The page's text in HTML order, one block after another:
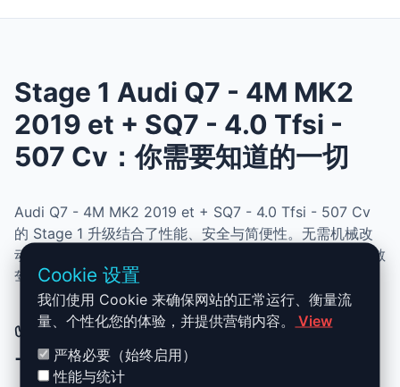
Stage 1 Audi Q7 - 4M MK2
2019 et + SQ7 - 4.0 Tfsi -
507 Cv：你需要知道的一切
Audi Q7 - 4M MK2 2019 et + SQ7 - 4.0 Tfsi - 507 Cv
的 Stage 1 升级结合了性能、安全与简便性。无需机械改
动，即可提升动力、扭矩并优化油耗。非常适合追求更灵敏
驾驶体验且希望保持原厂可靠性的车主。
✅ Audi Q7 - 4M MK2 2019 et + SQ7
- 4.0 Tfsi - 507 Cv Stage 1 升级优势
Cookie 设置
我们使用 Cookie 来确保网站的正常运行、衡量流
量、个性化您的体验，并提供营销内容。
View
严格必要（始终启用）
性能与统计